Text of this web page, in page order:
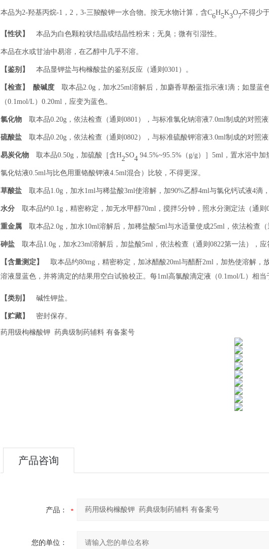
本品为2-羟基丙烷-1 ， 2 ， 3-三羧酸钾一水合物。按无水物计算，含C6H5K3O7不得少
【性状】 本品为白色颗粒状结晶或结晶性粉末；无臭；微有引湿性。
本品在水或甘油中易溶，在乙醇中几乎不溶。
【鉴别】 本品显钾盐与枸橼酸盐的鉴别反应（通则 0301 ）。
【检查】 酸碱度 取本品2.0g ，加水25ml溶解后，加麝香草酚蓝指示液1滴；如显蓝
（0.1mol/L ） 0.20ml ，应变为蓝色。
氯化物 取本品0.20g ，依法检查（通则 0801 ），与标准氯化钠溶液7.0ml制成的对照
硫酸盐 取本品0.20g ，依法检查（通则 0802），与标准硫酸钾溶液3.0ml制成的对照
易炭化物 取本品0.50g ，加硫酸［含H2SO4 94.5%~95.5% （g/g）］ 5ml ，置水浴中加
氯化钴液0.5ml与比色用重铬酸钾液4.5ml混合）比较，不得更深。
草酸盐 取本品1.0g ，加水1ml与稀盐酸3ml使溶解，加90%乙醇4ml与氯化钙试液4滴
水分 取本品约0.1g ，精密称定，加无水甲醇70ml ，搅拌5分钟，照水分测定法（通则
重金属 取本品2.0g ，加水10ml溶解后，加稀盐酸5ml与水适量使成25ml ，依法检查（
砷盐 取本品1.0g ，加水23ml溶解后，加盐酸5ml ，依法检查（通则 0822第一法），应
【含量测定】 取本品约80mg ，精密称定，加冰醋酸20ml与醋酐2ml ，加热使溶解，
溶液显蓝色，并将滴定的结果用空白试验校正。每1ml高氯酸滴定液（0.1mol/L ）相当
【类别】 碱性钾盐。
【贮藏】 密封保存。
药用级枸橼酸钾 药典级制药辅料 有备案号
产品咨询
产品：
您的单位：